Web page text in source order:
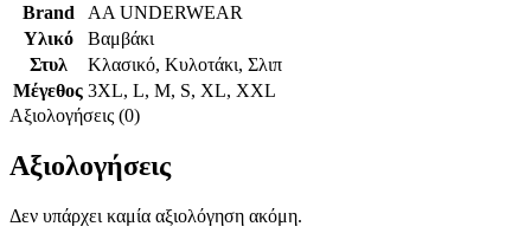
Brand
AA UNDERWEAR
Υλικό
Βαμβάκι
Στυλ
Κλασικό, Κυλοτάκι, Σλιπ
Μέγεθος 3XL, L, M, S, XL, XXL
Αξιολογήσεις (0)
Αξιολογήσεις
Δεν υπάρχει καμία αξιολόγηση ακόμη.